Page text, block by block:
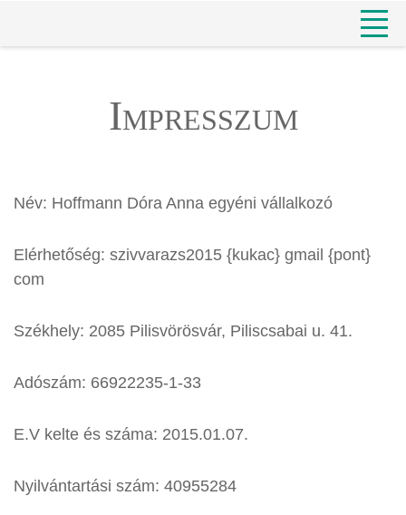
Impresszum
Név: Hoffmann Dóra Anna egyéni vállalkozó
Elérhetőség: szivvarazs2015 {kukac} gmail {pont}
com
Székhely: 2085 Pilisvörösvár, Piliscsabai u. 41.
Adószám: 66922235-1-33
E.V kelte és száma: 2015.01.07.
Nyilvántartási szám: 40955284